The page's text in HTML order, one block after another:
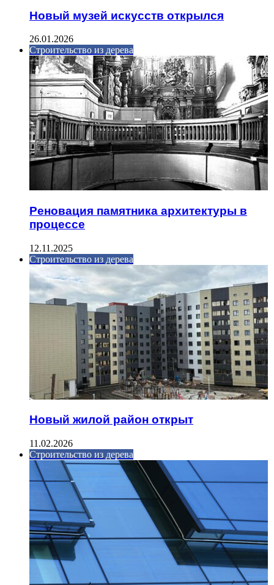
Новый музей искусств открылся
26.01.2026
Строительство из дерева
Реновация памятника архитектуры в
процессе
12.11.2025
Строительство из дерева
Новый жилой район открыт
11.02.2026
Строительство из дерева